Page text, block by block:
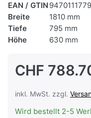
EAN / GTIN
Breite
1810 mm
Tiefe
795 mm
Höhe
630 mm
CHF
inkl. MwSt. zzgl.
Wird bestellt 2-5